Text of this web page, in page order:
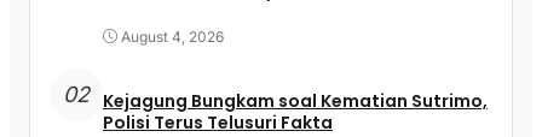
August 4, 2026
02 Kejagung Bungkam soal Kematian Sutrimo,
Polisi Terus Telusuri Fakta